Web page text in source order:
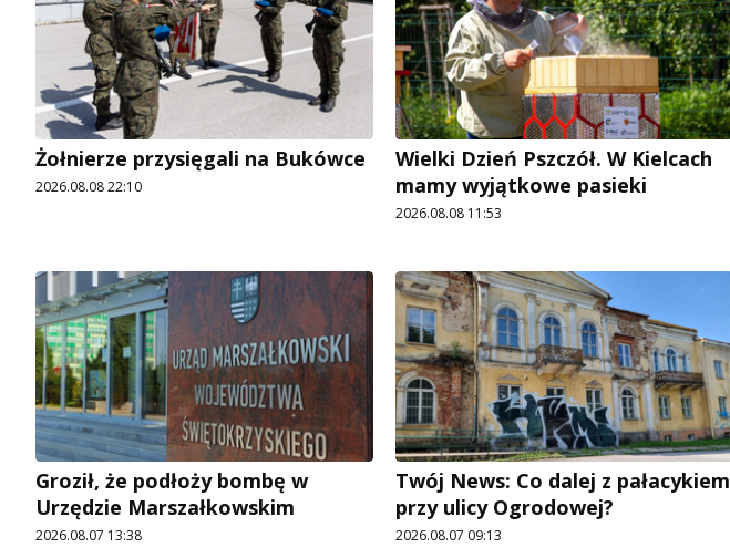
Żołnierze przysięgali na Bukówce
2026.08.08 22:10
Wielki Dzień Pszczół. W Kielcach
mamy wyjątkowe pasieki
2026.08.08 11:53
Groził, że podłoży bombę w
Urzędzie Marszałkowskim
2026.08.07 13:38
Twój News: Co dalej z pałacykiem
przy ulicy Ogrodowej?
2026.08.07 09:13